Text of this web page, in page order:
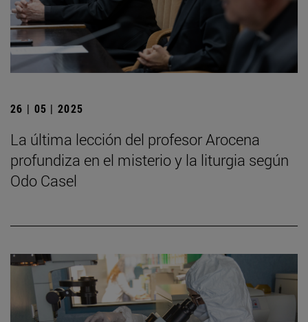
26 | 05 | 2025
La última lección del profesor Arocena
profundiza en el misterio y la liturgia según
Odo Casel